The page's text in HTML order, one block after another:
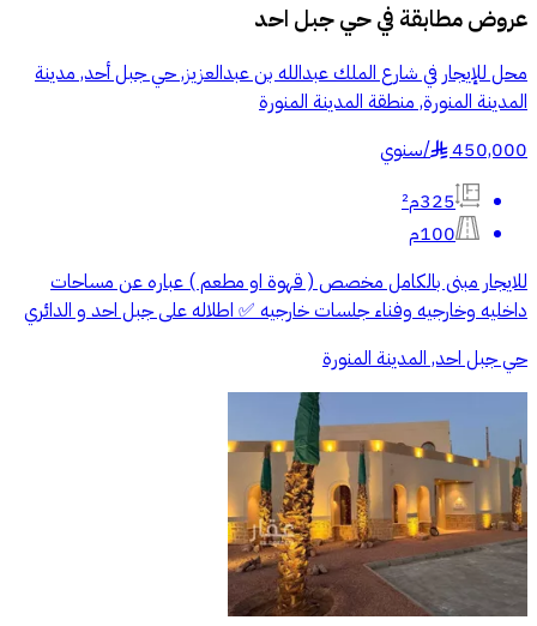
عروض مطابقة فيحي جبل احد
محل للإيجار في شارع الملك عبدالله بن عبدالعزيز, حي جبل أحد, مدينة
المدينة المنورة, منطقة المدينة المنورة
450,000
§
/سنوي
325م²
100م
للايجار مبنى بالكامل مخصص ( قهوة او مطعم ) عباره عن مساحات
داخليه وخارجيه وفناء جلسات خارجيه ✅ اطلاله على جبل احد و الدائري
حي جبل احد, المدينة المنورة